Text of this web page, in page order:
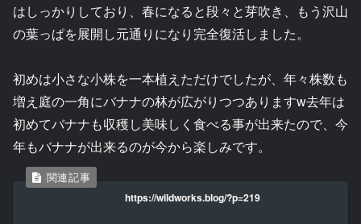
はしっかりしており、春になると段々と芽吹き、もう沢山
の葉っぱを展開し元通りになり完全復活しました。
初めは小さな小株を一本植えただけでしたが、年々株数も
増え庭の一角にバナナの林が広がりつつありますw去年は
初めてバナナも収穫し美味しく食べる事が出来たので、今
年もバナナが出来るのが今から楽しみです。
https://wildworks.blog/?p=219